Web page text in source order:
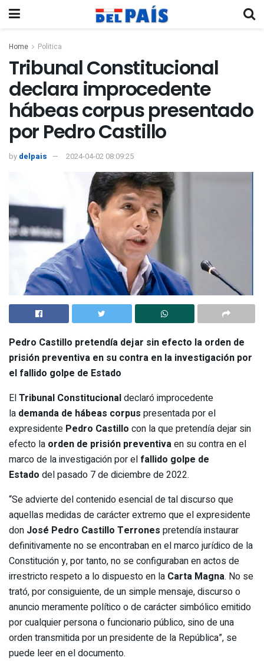
Home Politica
Tribunal Constitucional
declara improcedente
hábeas corpus presentado
por Pedro Castillo
by delpais 2024-04-02 08:09:25
Pedro Castillo pretendía dejar sin efecto la orden de
prisión preventiva en su contra en la investigación por
el fallido golpe de Estado
ElTribunal Constitucionaldeclaró improcedente
la demanda de hábeas corpus presentada por el
expresidente Pedro Castillo con la que pretendía dejar sin
efecto la orden de prisión preventivaen su contra en el
marco de la investigación por el fallido golpe de
Estado del pasado 7 de diciembre de 2022.
“Se advierte del contenido esencial de tal discurso que
aquellas medidas de carácter extremo que el expresidente
don José Pedro Castillo Terrones pretendía instaurar
definitivamente no se encontraban en el marco jurídico de la
Constitución y, por tanto, no se configuraban en actos de
irrestricto respeto a lo dispuesto en la Carta Magna. No se
trató, por consiguiente, de un simple mensaje, discurso o
anuncio meramente político o de carácter simbólico emitido
por cualquier persona o funcionario público, sino de una
orden transmitida por un presidente de la República”, se
puede leer en el documento.